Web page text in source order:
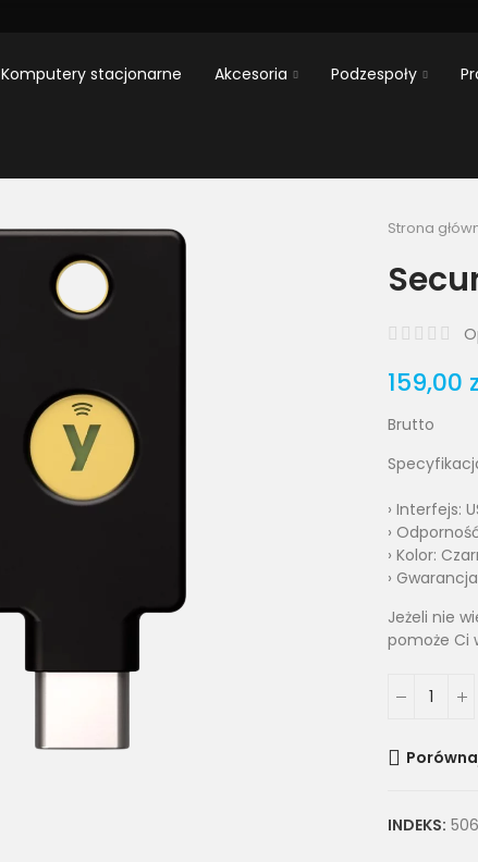
Komputery stacjonarne Akcesoria Podzespoły
Strona
159,00
Brutto
› Interfejs:
›
› Kolor:
›
Jeżeli nie
pomoże Ci
INDEKS: